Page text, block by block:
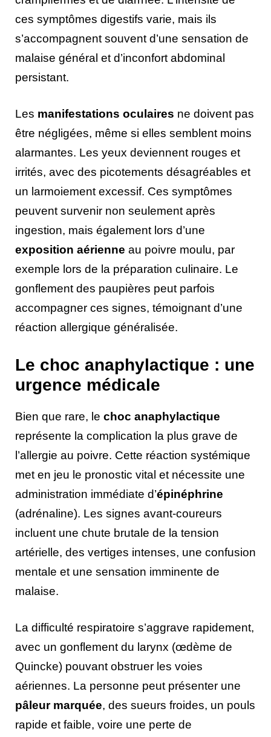
ces symptômes digestifs varie, mais ils
s’accompagnent souvent d’une sensation de
malaise général et d’inconfort abdominal
persistant.
Les manifestations oculaires ne doivent pas
être négligées, même si elles semblent moins
alarmantes. Les yeux deviennent rouges et
irrités, avec des picotements désagréables et
un larmoiement excessif. Ces symptômes
peuvent survenir non seulement après
ingestion, mais également lors d’une
exposition aérienne au poivre moulu, par
exemple lors de la préparation culinaire. Le
gonflement des paupières peut parfois
accompagner ces signes, témoignant d’une
réaction allergique généralisée.
Le choc anaphylactique : une
urgence médicale
Bien que rare, le choc anaphylactique
représente la complication la plus grave de
l’allergie au poivre. Cette réaction systémique
met en jeu le pronostic vital et nécessite une
administration immédiate d’épinéphrine
(adrénaline). Les signes avant-coureurs
incluent une chute brutale de la tension
artérielle, des vertiges intenses, une confusion
mentale et une sensation imminente de
malaise.
La difficulté respiratoire s’aggrave rapidement,
avec un gonflement du larynx (œdème de
Quincke) pouvant obstruer les voies
aériennes. La personne peut présenter une
pâleur marquée, des sueurs froides, un pouls
rapide et faible, voire une perte de